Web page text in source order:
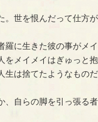
世を恨んだって仕方
に生きた彼の事がメイ
メイメイはぎゅっと抱
は捨てたようなものだ
自らの脚を引っ張る